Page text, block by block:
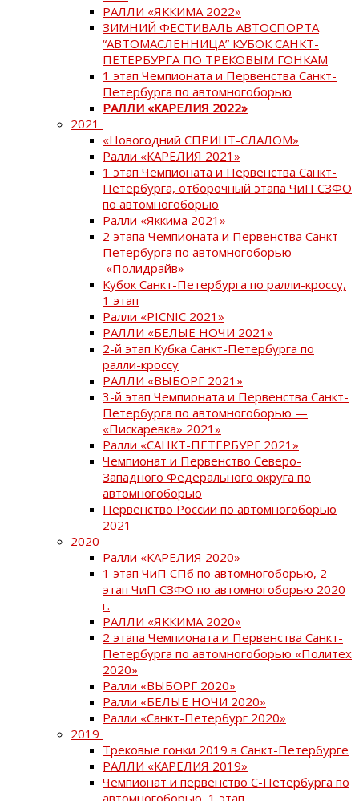
РАЛЛИ «ЯККИМА 2022»
ЗИМНИЙ ФЕСТИВАЛЬ АВТОСПОРТА
“АВТОМАСЛЕННИЦА” КУБОК САНКТ-
ПЕТЕРБУРГА ПО ТРЕКОВЫМ ГОНКАМ
1 этап Чемпионата и Первенства Санкт-
Петербурга по автомногоборью
РАЛЛИ «КАРЕЛИЯ 2022»
2021
«Новогодний СПРИНТ-СЛАЛОМ»
Ралли «КАРЕЛИЯ 2021»
1 этап Чемпионата и Первенства Санкт-
Петербурга, отборочный этапа ЧиП СЗФО
по автомногоборью
Ралли «Яккима 2021»
2 этапа Чемпионата и Первенства Санкт-
Петербурга по автомногоборью
«Полидрайв»
Кубок Санкт-Петербурга по ралли-кроссу,
1 этап
Ралли «PICNIC 2021»
РАЛЛИ «БЕЛЫЕ НОЧИ 2021»
2-й этап Кубка Санкт-Петербурга по
ралли-кроссу
РАЛЛИ «ВЫБОРГ 2021»
3-й этап Чемпионата и Первенства Санкт-
Петербурга по автомногоборью —
«Пискаревка» 2021»
Ралли «САНКТ-ПЕТЕРБУРГ 2021»
Чемпионат и Первенство Северо-
Западного Федерального округа по
автомногоборью
Первенство России по автомногоборью
2021
2020
Ралли «КАРЕЛИЯ 2020»
1 этап ЧиП СПб по автомногоборью, 2
этап ЧиП СЗФО по автомногоборью 2020
г.
РАЛЛИ «ЯККИМА 2020»
2 этапа Чемпионата и Первенства Санкт-
Петербурга по автомногоборью «Политех
2020»
Ралли «ВЫБОРГ 2020»
Ралли «БЕЛЫЕ НОЧИ 2020»
Ралли «Санкт-Петербург 2020»
2019
Трековые гонки 2019 в Санкт-Петербурге
РАЛЛИ «КАРЕЛИЯ 2019»
Чемпионат и первенство С-Петербурга по
автомногоборью, 1 этап